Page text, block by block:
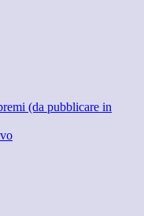
(da pubblicare in